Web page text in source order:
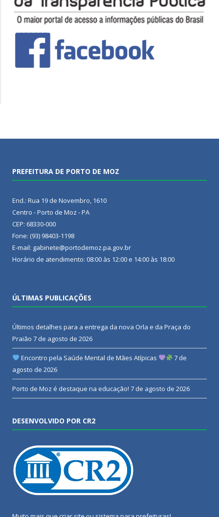
PREFEITURA DE PORTO DE MOZ
End.: Rua 19 de Novembro, 1610
Centro - Porto de Moz - PA
CEP: 68330-000
Fone: (93) 98403-1198
E-mail: gabinete@portodemoz.pa.gov.br
Horário de atendimento: 08:00 às 12:00 e 14:00 às 18:00
ÚLTIMAS PUBLICAÇÕES
Últimos detalhes para a entrega da nova Orla e da Praça do
Praião 7 de agosto de 2026
Encontro pela Saúde Mental de Mães Atípicas
7 de
agosto de 2026
Porto de Moz é destaque na educação! 7 de agosto de 2026
DESENVOLVIDO POR CR2